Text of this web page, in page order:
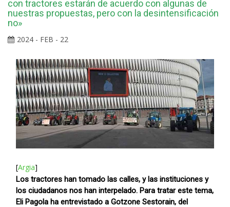
con tractores estarán de acuerdo con algunas de
nuestras propuestas, pero con la desintensificación
no»
2024 - FEB - 22
[Argia]
Los tractores han tomado las calles, y las instituciones y
los ciudadanos nos han interpelado. Para tratar este tema,
Eli Pagola ha entrevistado a Gotzone Sestorain, del